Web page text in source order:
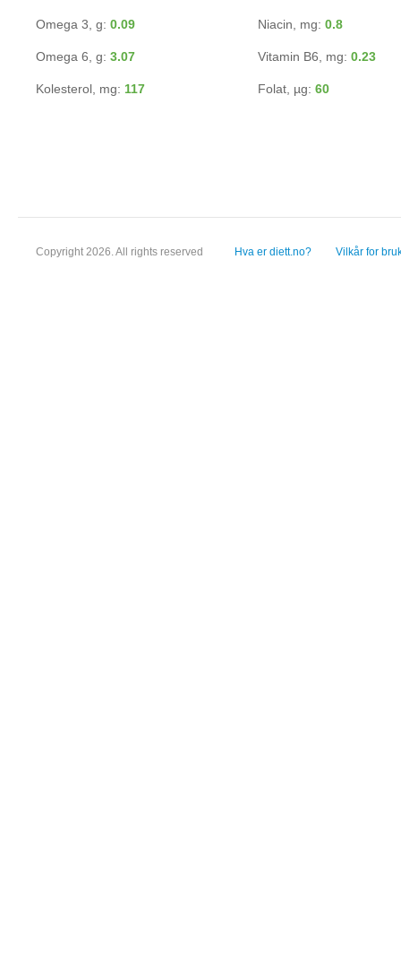
Omega 3, g: 0.09
Omega 6, g: 3.07
Kolesterol, mg: 117
Niacin, mg: 0.8
Vitamin B6, mg: 0.23
Folat, µg: 60
Copyright 2026. All rights reserved Hva er diett.no? Vilkår for